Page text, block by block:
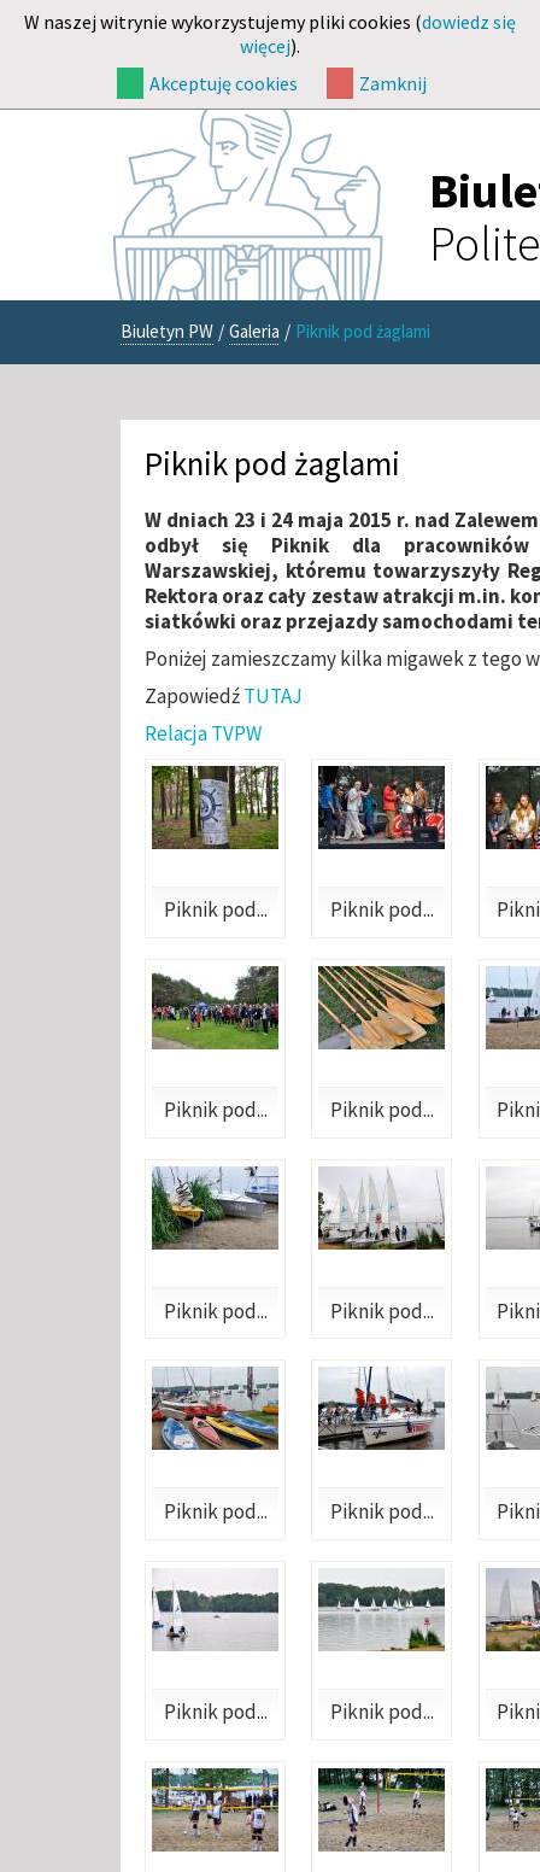
W naszej witrynie wykorzystujemy pliki cookies (dowiedz się
więcej).
Akceptuję cookies
Zamknij
Biuletyn PW / Galeria / Piknik pod żaglami
Piknik pod żaglami
W dniach 23 i 24 maja 2015 r. nad
odbył się Piknik dla pracowników
Warszawskiej, któremu towarzyszyły
Rektora oraz cały zestaw atrakcji m.in.
siatkówki oraz przejazdy samochodami
Poniżej zamieszczamy kilka migawek z tego
ZapowiedźTUTAJ
Relacja TVPW
Piknik pod... Piknik pod...
Piknik pod... Piknik pod...
Piknik pod... Piknik pod...
Piknik pod... Piknik pod...
Piknik pod... Piknik pod...